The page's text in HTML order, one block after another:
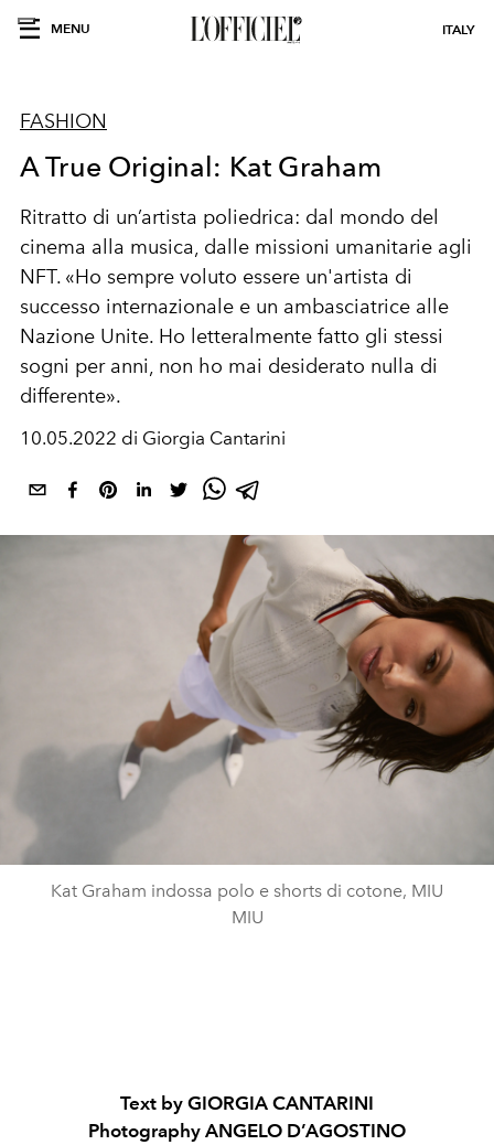
MENU ITALY
FASHION
A True Original: Kat Graham
Ritratto di un’artista poliedrica: dal mondo del
cinema alla musica, dalle missioni umanitarie agli
NFT. «Ho sempre voluto essere un'artista di
successo internazionale e un ambasciatrice alle
Nazione Unite. Ho letteralmente fatto gli stessi
sogni per anni, non ho mai desiderato nulla di
differente».
10.05.2022 di Giorgia Cantarini
Kat Graham indossa polo e shorts di cotone, MIU
MIU
Text by GIORGIA CANTARINI
Photography ANGELO D’AGOSTINO